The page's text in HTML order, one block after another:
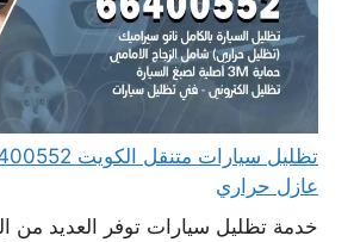
عازل حراري
خدمة تظليل سيارات توفر العديد من